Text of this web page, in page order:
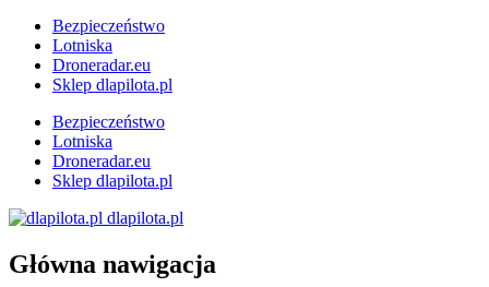
Bezpieczeństwo
Lotniska
Droneradar.eu
Sklep dlapilota.pl
Bezpieczeństwo
Lotniska
Droneradar.eu
Sklep dlapilota.pl
dlapilota.pl
Główna nawigacja